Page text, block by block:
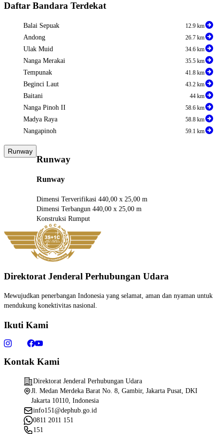
Daftar Bandara Terdekat
Balai Sepuak 12.9 km
Andong 26.7 km
Ulak Muid 34.6 km
Nanga Merakai 35.5 km
Tempunak 41.8 km
Beginci Laut 43.2 km
Baitani 44 km
Nanga Pinoh II 58.6 km
Madya Raya 58.8 km
Nangapinoh 59.1 km
Runway
Runway
Runway
Dimensi Terverifikasi 440,00 x 25,00 m
Dimensi Terbangun 440,00 x 25,00 m
Konstruksi Rumput
Direktorat Jenderal Perhubungan Udara
Mewujudkan penerbangan Indonesia yang selamat, aman dan nyaman untuk
mendukung konektivitas nasional.
Ikuti Kami
Kontak Kami
Direktorat Jenderal Perhubungan Udara
Jl. Medan Merdeka Barat No. 8, Gambir, Jakarta Pusat, DKI
Jakarta 10110, Indonesia
info151@dephub.go.id
0811 2011 151
151